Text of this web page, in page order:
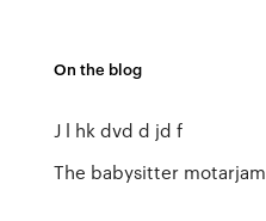
On the blog
J l hk dvd d jd f
The babysitter motarjam